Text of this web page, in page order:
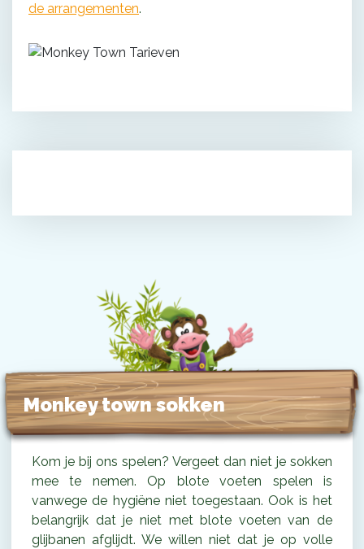
de arrangementen.
Monkey town sokken
Kom je bij ons spelen? Vergeet dan niet je sokken
mee te nemen. Op blote voeten spelen is
vanwege de hygiëne niet toegestaan. Ook is het
belangrijk dat je niet met blote voeten van de
glijbanen afglijdt. We willen niet dat je op volle